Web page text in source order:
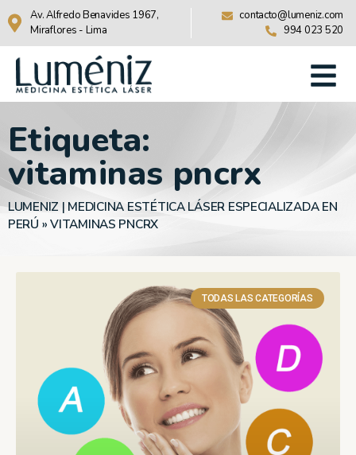
Av. Alfredo Benavides 1967,
Miraflores - Lima
contacto@lumeniz.com
994 023 520
Etiqueta:
vitaminas pncrx
LUMENIZ | MEDICINA ESTÉTICA LÁSER ESPECIALIZADA EN
PERÚ »VITAMINAS PNCRX
TODAS LAS CATEGORÍAS